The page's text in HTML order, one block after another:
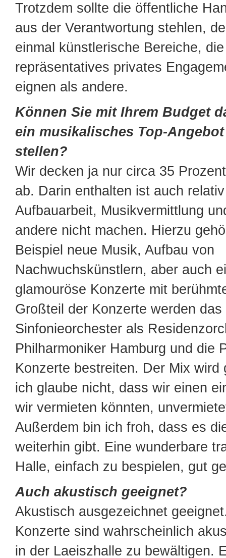
Trotzdem sollte die öffentliche
aus der Verantwortung stehlen,
einmal künstlerische Bereiche,
repräsentatives privates
eignen als andere.
Können Sie mit Ihrem Budget
ein musikalisches Top-
stellen?
Wir decken ja nur circa 35
ab. Darin enthalten ist auch
Aufbauarbeit, Musikvermittlung
andere nicht machen. Hierzu
Beispiel neue Musik, Aufbau von
Nachwuchskünstlern, aber auch
glamouröse Konzerte mit
Großteil der Konzerte werden das
Sinfonieorchester als
Philharmoniker Hamburg und die
Konzerte bestreiten. Der Mix wird
ich glaube nicht, dass wir einen
wir vermieten könnten,
Außerdem bin ich froh, dass es
weiterhin gibt. Eine wunderbare
Halle, einfach zu bespielen, gut
Auch akustisch geeignet?
Akustisch ausgezeichnet
Konzerte sind wahrscheinlich
in der Laeiszhalle zu bewältigen.